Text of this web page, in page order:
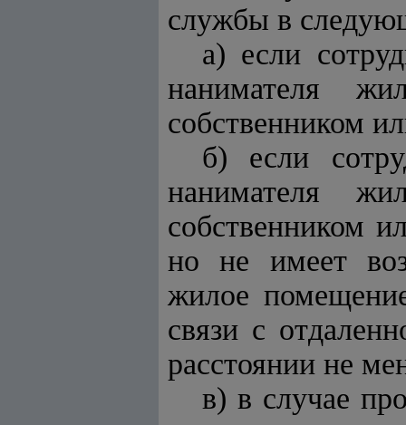
службы в
а) если
нанимателя
собственником
б) если
нанимателя
собственником
но не имеет
жилое
связи с
расстоянии не
в) в случае